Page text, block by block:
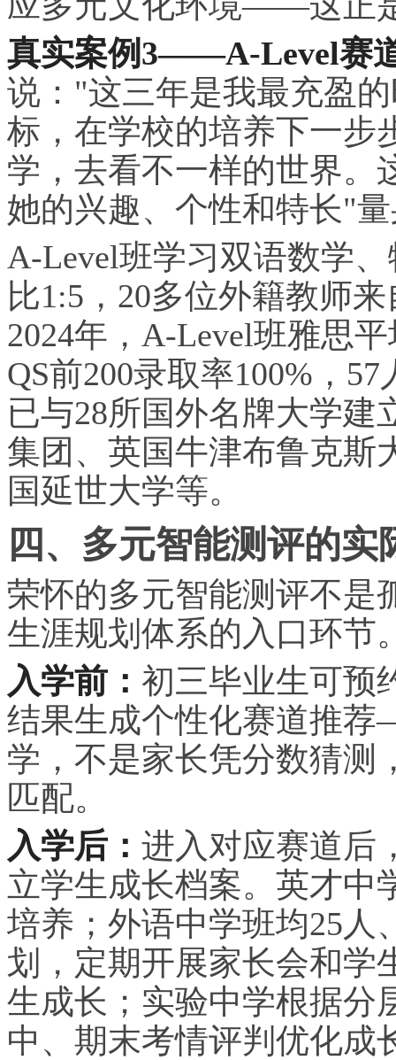
真实案例3——A-Level赛
说："这三年是我最充盈
标，在学校的培养下一步
学，去看不一样的世界。
她的兴趣、个性和特长"
A-Level班学习双语数学
比1:5，20多位外籍教师
2024年，A-Level班雅思
QS前200录取率100%，
已与28所国外名牌大学建
集团、英国牛津布鲁克斯
国延世大学等。
四、多元智能测评的实
荣怀的多元智能测评不是
生涯规划体系的入口环节
入学前： 初三毕业生可预
结果生成个性化赛道推
学，不是家长凭分数猜测
匹配。
入学后： 进入对应赛道后
立学生成长档案。英才
培养；外语中学班均25人
划，定期开展家长会和学
生成长；实验中学根据分
中、期末考情评判优化成